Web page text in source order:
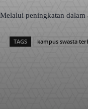
Melalui peningkatan dalam
TAGS kampus swasta